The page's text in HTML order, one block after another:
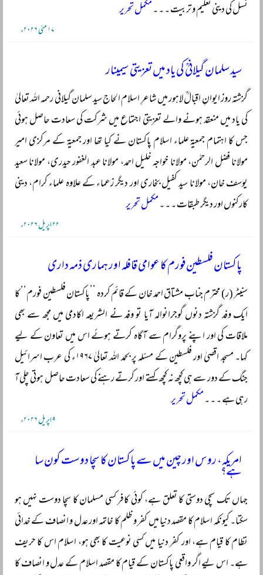
نسل کی دینی تعلیم و تربیت ۔ ۔ ۔ مکمل تحریر
۱۷ مئی ۲۰۲۶ء
سید سلمان گیلانیؒ کی یاد میں تعزیتی سیمینار
گزشتہ روز ایوانِ اقبالؒ لاہور میں شاعرِ اسلام الحاج سید سلمان گیلانی رحمہ اللہ تعالیٰ
کی یاد میں منعقد ہونے والے تعزیتی اجتماع میں شرکت کی سعادت حاصل ہوئی
جس کا اہتمام جمعیۃ علماء اسلام پاکستان نے کیا تھا اور جمعیۃ کے مرکزی امیر
مولانا فضل الرحمٰن، مولانا خواجہ خلیل احمد، مولانا عبد الغفور حیدری، مولانا سعید
یوسف خان، مولانا سید کفیل بخاری اور دیگر زعماء کے علاوہ علماء کرام، دینی
کارکنوں اور دیگر طبقات ۔ ۔ ۔ مکمل تحریر
۲۲ اپریل ۲۰۲۶ء
پاکستان فلسطین فورم کا عوامی قافلہ اور ہماری ذمہ داری
سنیٹر (ر) محترم جناب مشتاق احمد خان کے قائم کردہ ’’پاکستان فلسطین فورم‘‘ کا
ایک وفد گزشتہ دنوں گوجرانوالہ آیا تو وفد نے الشریعہ اکادمی میں مجھ سے بھی
ملاقات کی اور اپنے پروگرام سے آگاہ کرتے ہوئے اس میں تعاون کے لیے
کہا۔ مسجد اقصیٰ اور فلسطین کے مسئلہ پر بحمد اللہ تعالیٰ ۱۹۶۷ء کی عرب اسرائیل
جنگ کے دور سے ہی کچھ نہ کچھ کہتے اور کرتے رہنے کی سعادت حاصل ہوتی چلی آ
رہی ہے ۔ ۔ ۔ مکمل تحریر
۹ اپریل ۲۰۲۶ء
امریکہ، روس اور چین میں سے پاکستان کا سچا دوست کون سا
ہے؟
جہاں تک سچی دوستی کا تعلق ہے، کوئی کافر کسی مسلمان کا سچا دوست نہیں ہو
سکتا۔ کیونکہ اسلام کا مقصد دنیا میں کفر و ظلم کا خاتمہ اور عدل و انصاف کے خدائی
نظام کا قیام ہے، اور کفر دنیا میں کسی نوعیت کا بھی ہو، اسلام اس کا حریف
ہے۔ اس لیے اگر واقعی پاکستان کے قیام کا مقصد اسلام کے عدل و انصاف کا